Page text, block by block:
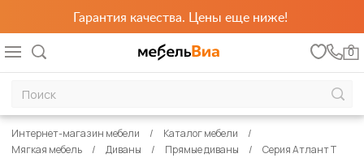
Гарантия качества. Цены еще ниже!
0
Интернет-магазин мебели
Каталог мебели
Мягкая мебель
Диваны Прямые диваны Серия Атлант Т